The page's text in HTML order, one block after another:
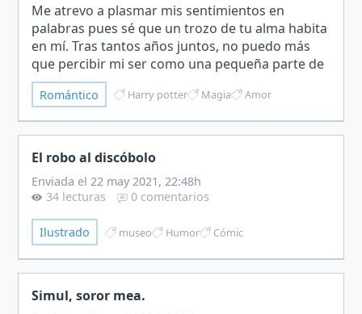
Me atrevo a plasmar mis sentimientos en
palabras pues sé que un trozo de tu alma habita
en mí. Tras tantos años juntos, no puedo más
que percibir mi ser como una pequeña parte de
ti. No tengo mayor objetivo que permanecer a
tu lado, obedecer…
Romántico Harry potter Magia Amor
El robo al discóbolo
Enviada el 22 may 2021, 22:48h
34 lecturas
0 comentarios
Ilustrado museo Humor Cómic
Simul, soror mea.